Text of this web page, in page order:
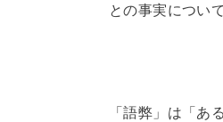
との事実につい
「語弊」は「あ